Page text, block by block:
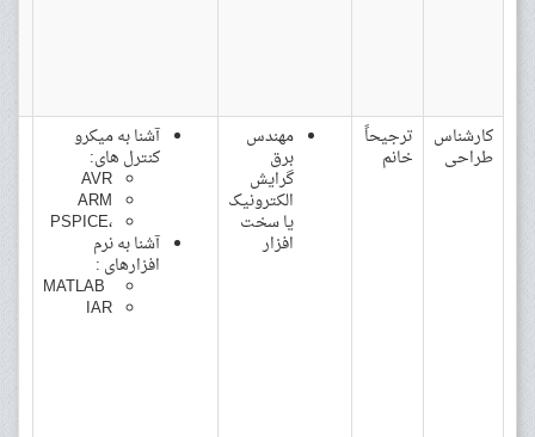
کارشناس
طراحی
ترجیحاً
خانم
مهندس
برق
گرایش
الکترونیک
یا سخت
افزار
آشنا به میکرو
کنترل های:
AVR
ARM
،PSPICE
آشنا به نرم
افزارهای :
IAR